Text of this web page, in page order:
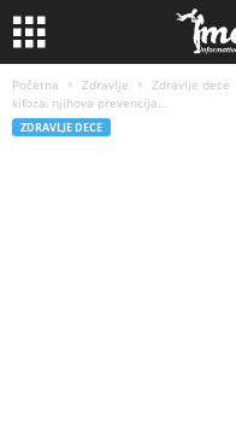
Početna Zdravlje Zdravlje dece
kifoza, njihova prevencija...
ZDRAVLJE DECE